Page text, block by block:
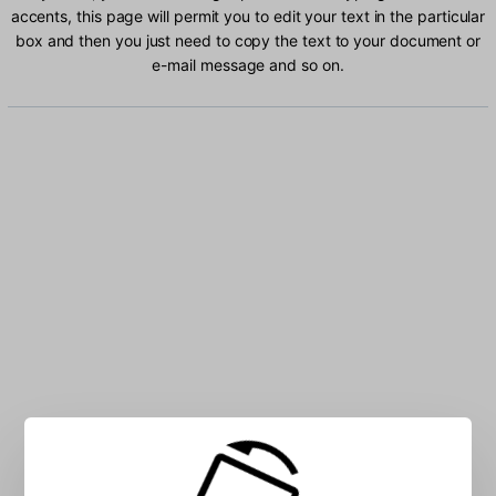
accents, this page will permit you to edit your text in the particular
box and then you just need to copy the text to your document or
e-mail message and so on.
Type Greek Latin characters into the box: